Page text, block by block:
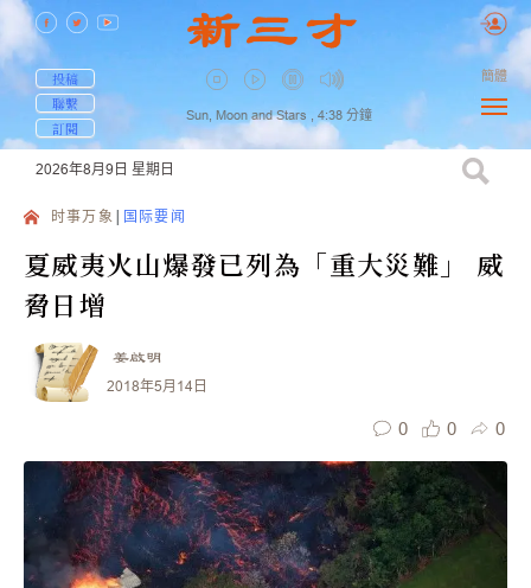
投稿
聯繫
訂閱
Sun, Moon and Stars , 4:38 分鐘
簡體
2026年8月9日 星期日
时事万象 国际要闻
夏威夷火山爆發已列為「重大災難」 威
脅日增
姜啟明
2018年5月14日
0 0 0